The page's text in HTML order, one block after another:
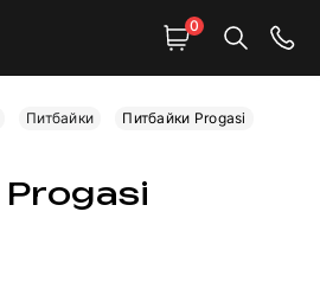
0
Питбайки Питбайки Progasi